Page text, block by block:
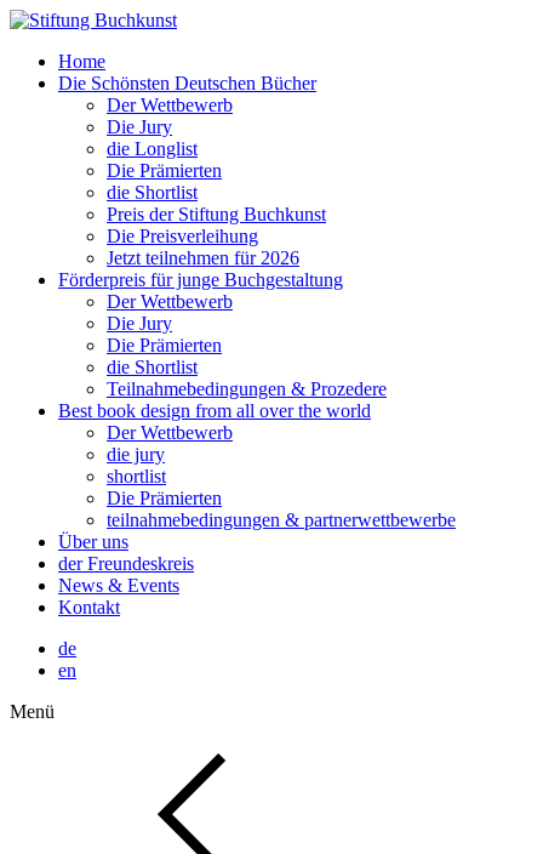
Home
Die Schönsten Deutschen Bücher
Der Wettbewerb
Die Jury
die Longlist
Die Prämierten
die Shortlist
Preis der Stiftung Buchkunst
Die Preisverleihung
Jetzt teilnehmen für 2026
Förderpreis für junge Buchgestaltung
Der Wettbewerb
Die Jury
Die Prämierten
die Shortlist
Teilnahmebedingungen & Prozedere
Best book design from all over the world
Der Wettbewerb
die jury
shortlist
Die Prämierten
teilnahmebedingungen & partnerwettbewerbe
Über uns
der Freundeskreis
News & Events
Kontakt
de
en
Menü